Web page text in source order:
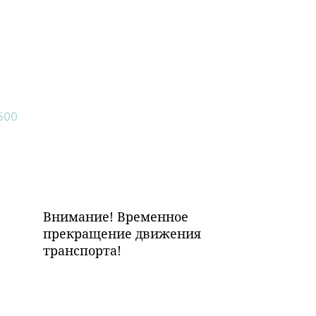
Внимание! Временное
прекращение движения
транспорта!